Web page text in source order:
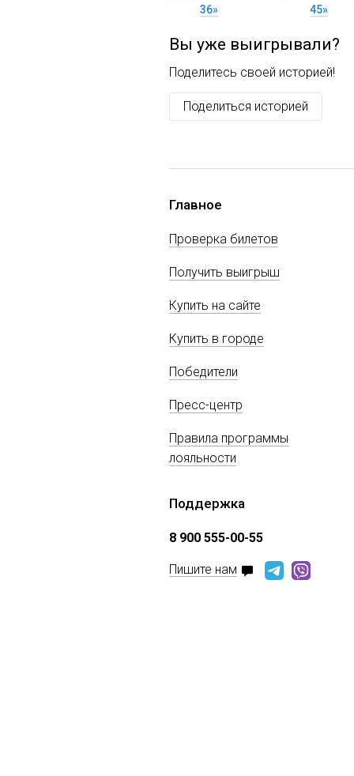
36»
45»
Вы уже выигрывали?
Поделитесь своей историей!
Поделиться историей
Главное
Проверка билетов
Получить выигрыш
Купить на сайте
Купить в городе
Победители
Пресс-центр
Правила программы
лояльности
Поддержка
8 900 555-00-55
Пишите нам